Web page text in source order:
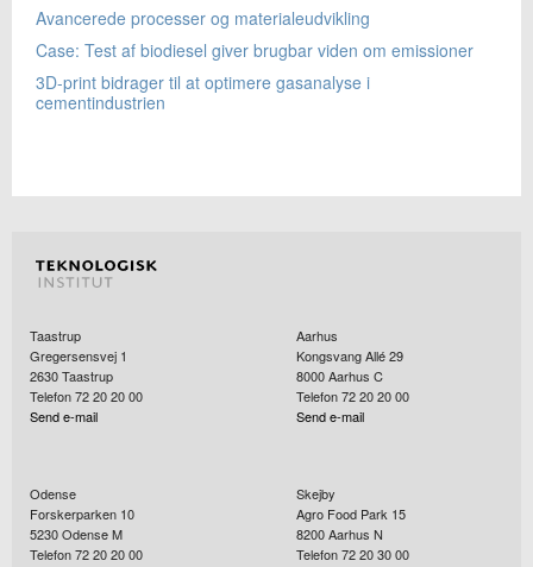
Avancerede processer og materialeudvikling
Case: Test af biodiesel giver brugbar viden om emissioner
3D-print bidrager til at optimere gasanalyse i
cementindustrien
Taastrup
Gregersensvej 1
2630Taastrup
Telefon 72 20 20 00
Send e-mail
Aarhus
Kongsvang Allé 29
8000Aarhus C
Telefon 72 20 20 00
Send e-mail
Odense
Forskerparken 10
5230Odense M
Telefon 72 20 20 00
Skejby
Agro Food Park 15
8200Aarhus N
Telefon 72 20 30 00